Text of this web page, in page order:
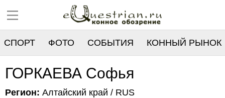
СПОРТ ФОТО СОБЫТИЯ КОННЫЙ РЫНОК
РЕЕСТР
ГОРКАЕВА Софья
Регион: Алтайский край / RUS